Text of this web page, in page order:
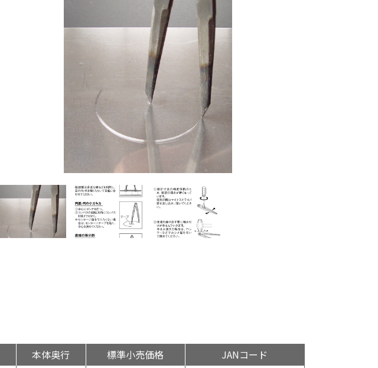
本体奥行 標準小売価格
JANコード